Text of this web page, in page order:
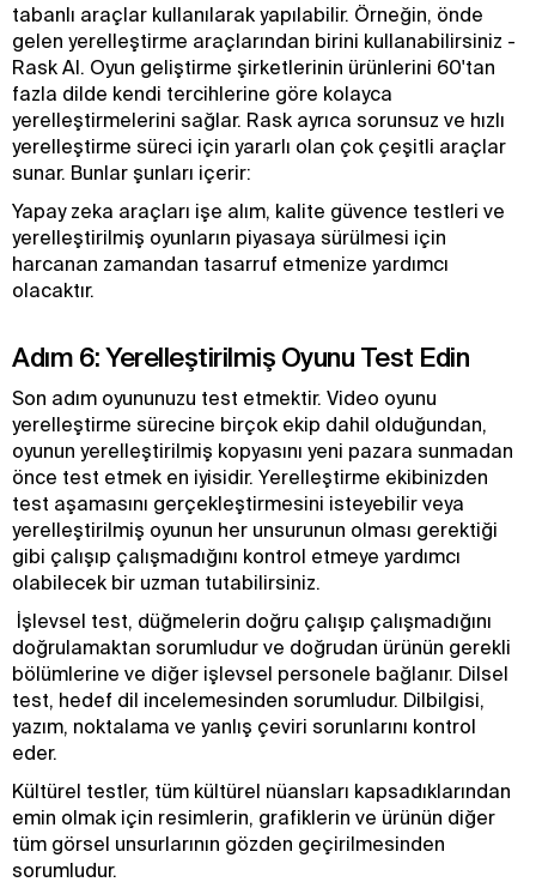
tabanlı araçlar kullanılarak yapılabilir. Örneğin, önde
gelen yerelleştirme araçlarından birini kullanabilirsiniz -
Rask AI. Oyun geliştirme şirketlerinin ürünlerini 60'tan
fazla dilde kendi tercihlerine göre kolayca
yerelleştirmelerini sağlar. Rask ayrıca sorunsuz ve hızlı
yerelleştirme süreci için yararlı olan çok çeşitli araçlar
sunar. Bunlar şunları içerir:
Yapay zeka araçları işe alım, kalite güvence testleri ve
yerelleştirilmiş oyunların piyasaya sürülmesi için
harcanan zamandan tasarruf etmenize yardımcı
olacaktır.
Adım 6: Yerelleştirilmiş Oyunu Test Edin
Son adım oyununuzu test etmektir. Video oyunu
yerelleştirme sürecine birçok ekip dahil olduğundan,
oyunun yerelleştirilmiş kopyasını yeni pazara sunmadan
önce test etmek en iyisidir. Yerelleştirme ekibinizden
test aşamasını gerçekleştirmesini isteyebilir veya
yerelleştirilmiş oyunun her unsurunun olması gerektiği
gibi çalışıp çalışmadığını kontrol etmeye yardımcı
olabilecek bir uzman tutabilirsiniz.
İşlevsel test, düğmelerin doğru çalışıp çalışmadığını
doğrulamaktan sorumludur ve doğrudan ürünün gerekli
bölümlerine ve diğer işlevsel personele bağlanır. Dilsel
test, hedef dil incelemesinden sorumludur. Dilbilgisi,
yazım, noktalama ve yanlış çeviri sorunlarını kontrol
eder.
Kültürel testler, tüm kültürel nüansları kapsadıklarından
emin olmak için resimlerin, grafiklerin ve ürünün diğer
tüm görsel unsurlarının gözden geçirilmesinden
sorumludur.